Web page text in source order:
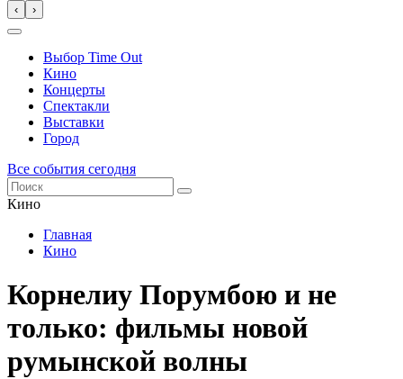
‹ ›
Выбор Time Out
Кино
Концерты
Спектакли
Выставки
Город
Все события сегодня
Кино
Главная
Кино
Корнелиу Порумбою и не
только: фильмы новой
румынской волны